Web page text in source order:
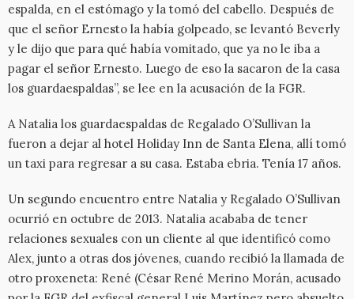
espalda, en el estómago y la tomó del cabello. Después de
que el señor Ernesto la había golpeado, se levantó Beverly
y le dijo que para qué había vomitado, que ya no le iba a
pagar el señor Ernesto. Luego de eso la sacaron de la casa
los guardaespaldas”, se lee en la acusación de la FGR.
A Natalia los guardaespaldas de Regalado O’Sullivan la
fueron a dejar al hotel Holiday Inn de Santa Elena, allí tomó
un taxi para regresar a su casa. Estaba ebria. Tenía 17 años.
Un segundo encuentro entre Natalia y Regalado O’Sullivan
ocurrió en octubre de 2013. Natalia acababa de tener
relaciones sexuales con un cliente al que identificó como
Alex, junto a otras dos jóvenes, cuando recibió la llamada de
otro proxeneta: René (César René Merino Morán, acusado